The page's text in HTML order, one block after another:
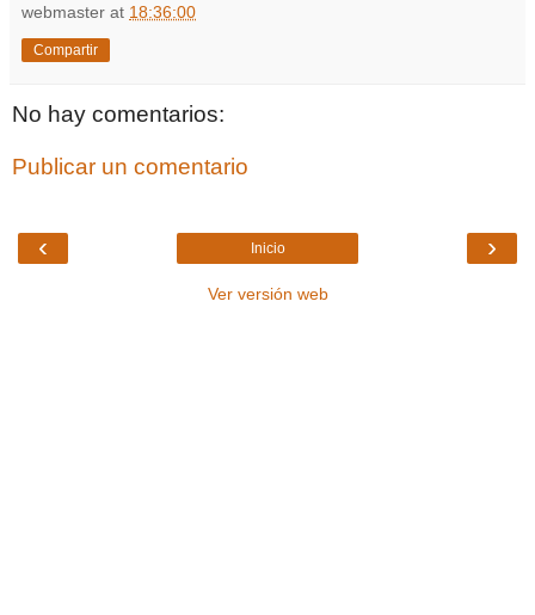
webmaster at 18:36:00
Compartir
No hay comentarios:
Publicar un comentario
‹ ›
Inicio
Ver versión web